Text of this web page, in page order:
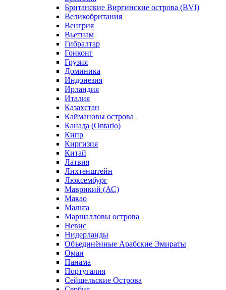
Британские Виргинские острова (BVI)
Великобритания
Венгрия
Вьетнам
Гибралтар
Гонконг
Грузия
Доминика
Индонезия
Ирландия
Италия
Казахстан
Каймановы острова
Канада (Ontario)
Кипр
Киргизия
Китай
Латвия
Лихтенштейн
Люксембург
Маврикий (АС)
Макао
Мальта
Маршалловы острова
Нeвис
Нидерланды
Объединённые Арабские Эмираты
Оман
Панама
Португалия
Сейшельские Острова